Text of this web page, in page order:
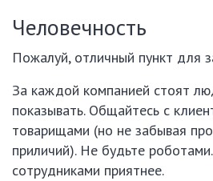
Человечность
Пожалуй, отличный пункт для
За каждой компанией стоят
показывать. Общайтесь с
товарищами (но не забывая
приличий). Не будьте
сотрудниками приятнее.